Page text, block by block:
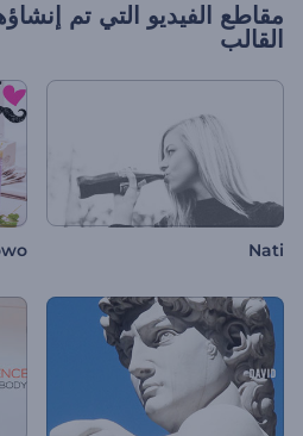
مقاطع الفيديو التي تم
القالب
Nati